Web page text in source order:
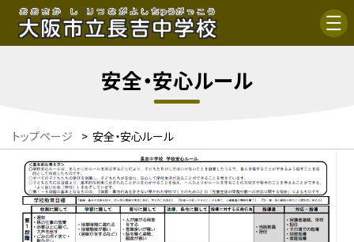
安全・安心ルール
トップページ > 安全・安心ルール